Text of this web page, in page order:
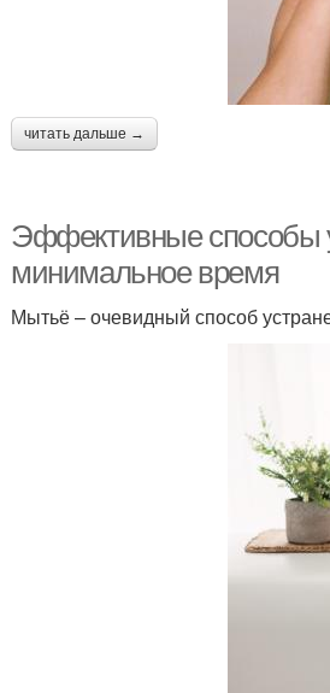
читать дальше →
Эффективные способы
минимальное время
Мытьё – очевидный способ